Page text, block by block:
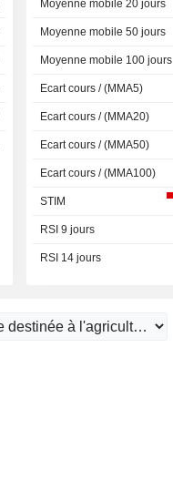
Moyenne mobile 20 jours
Moyenne mobile 50 jours
Moyenne mobile 100 jours
Ecart cours / (MMA5)
Ecart cours / (MMA20)
Ecart cours / (MMA50)
Ecart cours / (MMA100)
STIM
RSI 9 jours
RSI 14 jours